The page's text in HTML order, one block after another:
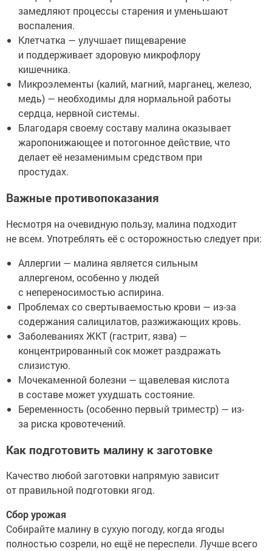
замедляют процессы старения и уменьшают
воспаления.
Клетчатка — улучшает пищеварение
и поддерживает здоровую микрофлору
кишечника.
Микроэлементы (калий, магний, марганец, железо,
медь) — необходимы для нормальной работы
сердца, нервной системы.
Благодаря своему составу малина оказывает
жаропонижающее и потогонное действие, что
делает её незаменимым средством при
простудах.
Важные противопоказания
Несмотря на очевидную пользу, малина подходит
не всем. Употреблять её с осторожностью следует при:
Аллергии — малина является сильным
аллергеном, особенно у людей
с непереносимостью аспирина.
Проблемах со свертываемостью крови — из-за
содержания салицилатов, разжижающих кровь.
Заболеваниях ЖКТ (гастрит, язва) —
концентрированный сок может раздражать
слизистую.
Мочекаменной болезни — щавелевая кислота
в составе может ухудшать состояние.
Беременность (особенно первый триместр) — из-
за риска кровотечений.
Как подготовить малину к заготовке
Качество любой заготовки напрямую зависит
от правильной подготовки ягод.
Сбор урожая
Собирайте малину в сухую погоду, когда ягоды
полностью созрели, но ещё не переспели. Лучше всего